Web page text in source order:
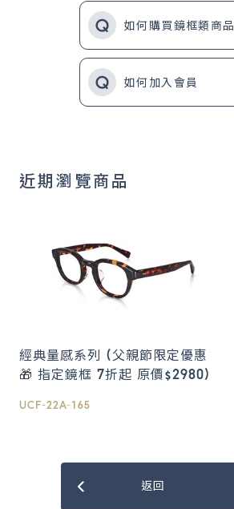
如何購買鏡框類商品
如何加入會員
近期瀏覽商品
經典量感系列 (父親節限定優惠
🎁 指定鏡框 7折起 原價$2980)
UCF-22A-165
返回